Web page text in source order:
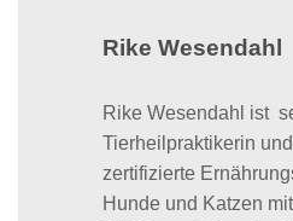
Rike Wesendahl
Rike Wesendahl ist
Tierheilpraktikerin
zertifizierte
Hunde und Katzen